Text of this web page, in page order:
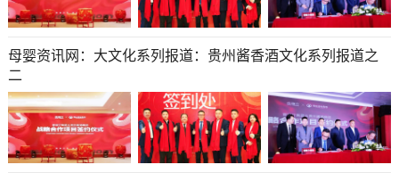
母婴资讯网：大文化系列报道：贵州酱香酒文化系列报道之
二